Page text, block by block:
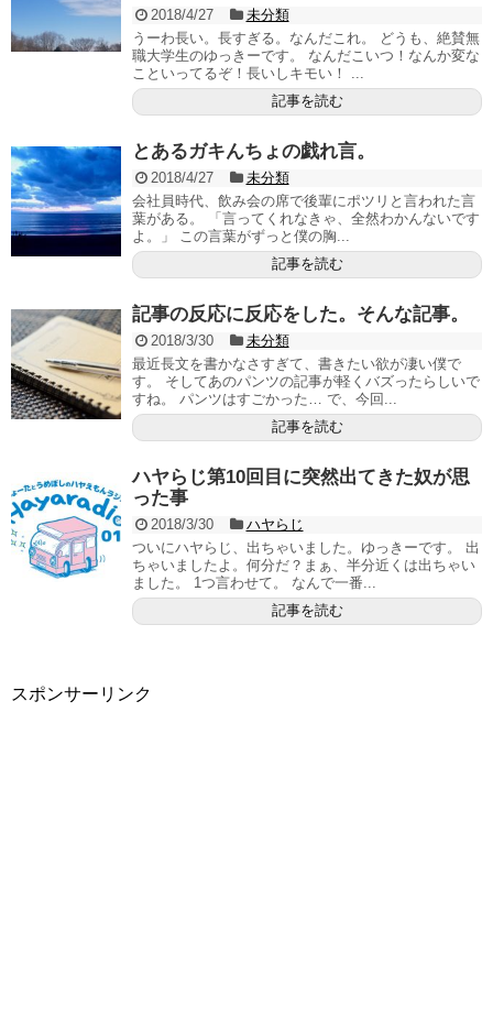
2018/4/27
未分類
うーわ長い。長すぎる。なんだこれ。 どうも、絶賛無
職大学生のゆっきーです。 なんだこいつ！なんか変な
こといってるぞ！長いしキモい！ ...
記事を読む
とあるガキんちょの戯れ言。
2018/4/27
未分類
会社員時代、飲み会の席で後輩にポツリと言われた言
葉がある。 「言ってくれなきゃ、全然わかんないです
よ。」 この言葉がずっと僕の胸...
記事を読む
記事の反応に反応をした。そんな記事。
2018/3/30
未分類
最近長文を書かなさすぎて、書きたい欲が凄い僕で
す。 そしてあのパンツの記事が軽くバズったらしいで
すね。 パンツはすごかった… で、今回...
記事を読む
ハヤらじ第10回目に突然出てきた奴が思
った事
2018/3/30
ハヤらじ
ついにハヤらじ、出ちゃいました。ゆっきーです。 出
ちゃいましたよ。何分だ？まぁ、半分近くは出ちゃい
ました。 1つ言わせて。 なんで一番...
記事を読む
スポンサーリンク